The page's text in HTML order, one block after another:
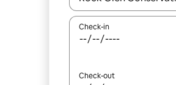
Check-in
Check-out